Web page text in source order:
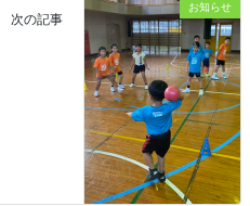
お知らせ
次の記事